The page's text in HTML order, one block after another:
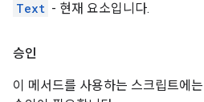
Text - 현재 요소입니다.
승인
이 메서드를 사용하는 스크립트에